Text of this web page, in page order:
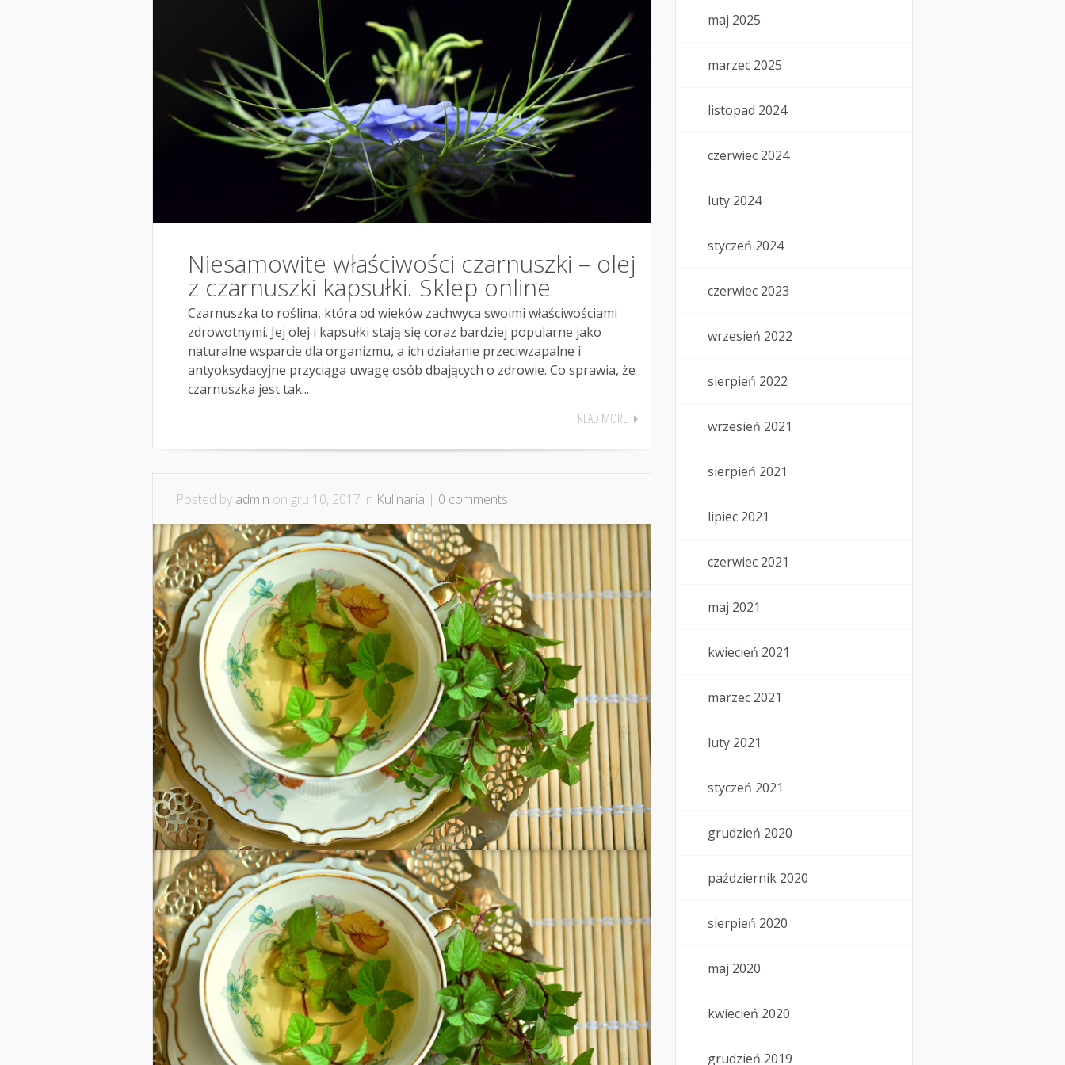
Niesamowite właściwości czarnuszki – olej
z czarnuszki kapsułki. Sklep online
Czarnuszka to roślina, która od wieków zachwyca swoimi właściwościami
zdrowotnymi. Jej olej i kapsułki stają się coraz bardziej popularne jako
naturalne wsparcie dla organizmu, a ich działanie przeciwzapalne i
antyoksydacyjne przyciąga uwagę osób dbających o zdrowie. Co sprawia, że
czarnuszka jest tak...
READ MORE
Posted by admin on gru 10, 2017 in Kulinaria | 0 comments
maj 2025
marzec 2025
listopad 2024
czerwiec 2024
luty 2024
styczeń 2024
czerwiec 2023
wrzesień 2022
sierpień 2022
wrzesień 2021
sierpień 2021
lipiec 2021
czerwiec 2021
maj 2021
kwiecień 2021
marzec 2021
luty 2021
styczeń 2021
grudzień 2020
październik 2020
sierpień 2020
maj 2020
kwiecień 2020
grudzień 2019